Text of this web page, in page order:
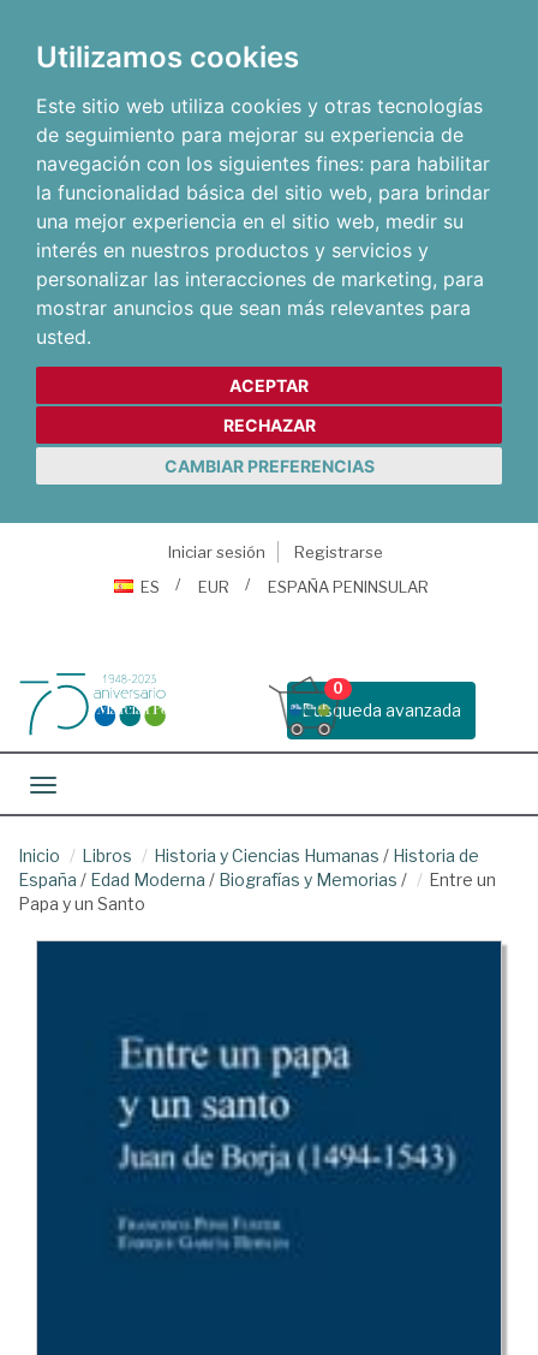
Utilizamos cookies
Este sitio web utiliza cookies y otras tecnologías
de seguimiento para mejorar su experiencia de
navegación con los siguientes fines: para habilitar
la funcionalidad básica del sitio web, para brindar
una mejor experiencia en el sitio web, medir su
interés en nuestros productos y servicios y
personalizar las interacciones de marketing, para
mostrar anuncios que sean más relevantes para
usted.
ACEPTAR
RECHAZAR
CAMBIAR PREFERENCIAS
Iniciar sesión
Registrarse
ES
EUR ESPAÑA PENINSULAR
Busqueda avanzada
0
Toggle navigation
Inicio Libros Historia y Ciencias Humanas / Historia de
España / Edad Moderna / Biografías y Memorias /
Entre un
Papa y un Santo